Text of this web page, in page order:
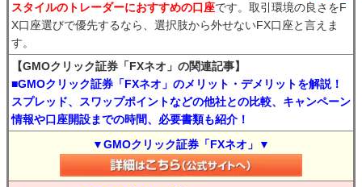
スタイルのトレーダーにおすすめの口座です。取引環境の良さをF
X口座選びで優先するなら、選択肢から外せないFX口座と言えま
す。
【GMOクリック証券「FXネオ」の関連記事】
■GMOクリック証券「FXネオ」のメリット・デメリットを解説！
スプレッド、スワップポイントなどの他社との比較、キャンペーン
情報や口座開設までの時間、必要書類も紹介！
▼GMOクリック証券「FXネオ」▼